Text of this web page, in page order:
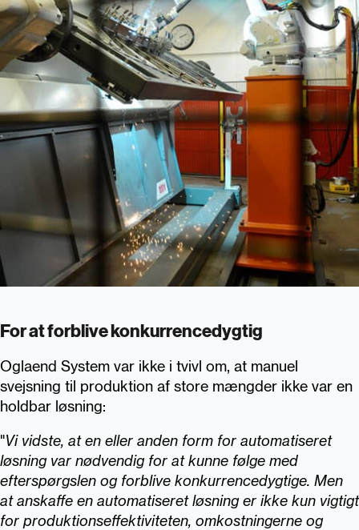
For at forblive konkurrencedygtig
Oglaend System var ikke i tvivl om, at manuel
svejsning til produktion af store mængder ikke var en
holdbar løsning:
"Vi vidste, at en eller anden form for automatiseret
løsning var nødvendig for at kunne følge med
efterspørgslen og forblive konkurrencedygtige. Men
at anskaffe en automatiseret løsning er ikke kun vigtigt
for produktionseffektiviteten, omkostningerne og